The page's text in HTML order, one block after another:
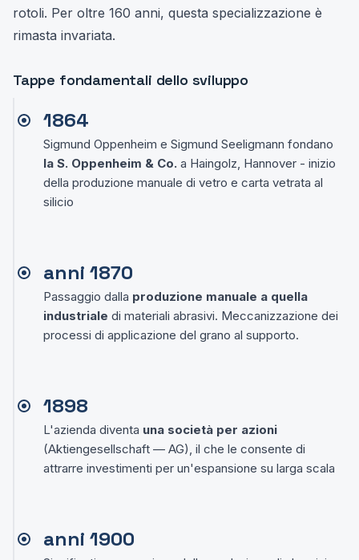
rotoli. Per oltre 160 anni, questa specializzazione è
rimasta invariata.
Tappe fondamentali dello sviluppo
1864
Sigmund Oppenheim e Sigmund Seeligmann fondano
la S. Oppenheim & Co. a Haingolz, Hannover - inizio
della produzione manuale di vetro e carta vetrata al
silicio
anni 1870
Passaggio dalla produzione manuale a quella
industriale di materiali abrasivi. Meccanizzazione dei
processi di applicazione del grano al supporto.
1898
L'azienda diventa una società per azioni
(Aktiengesellschaft — AG), il che le consente di
attrarre investimenti per un'espansione su larga scala
anni 1900